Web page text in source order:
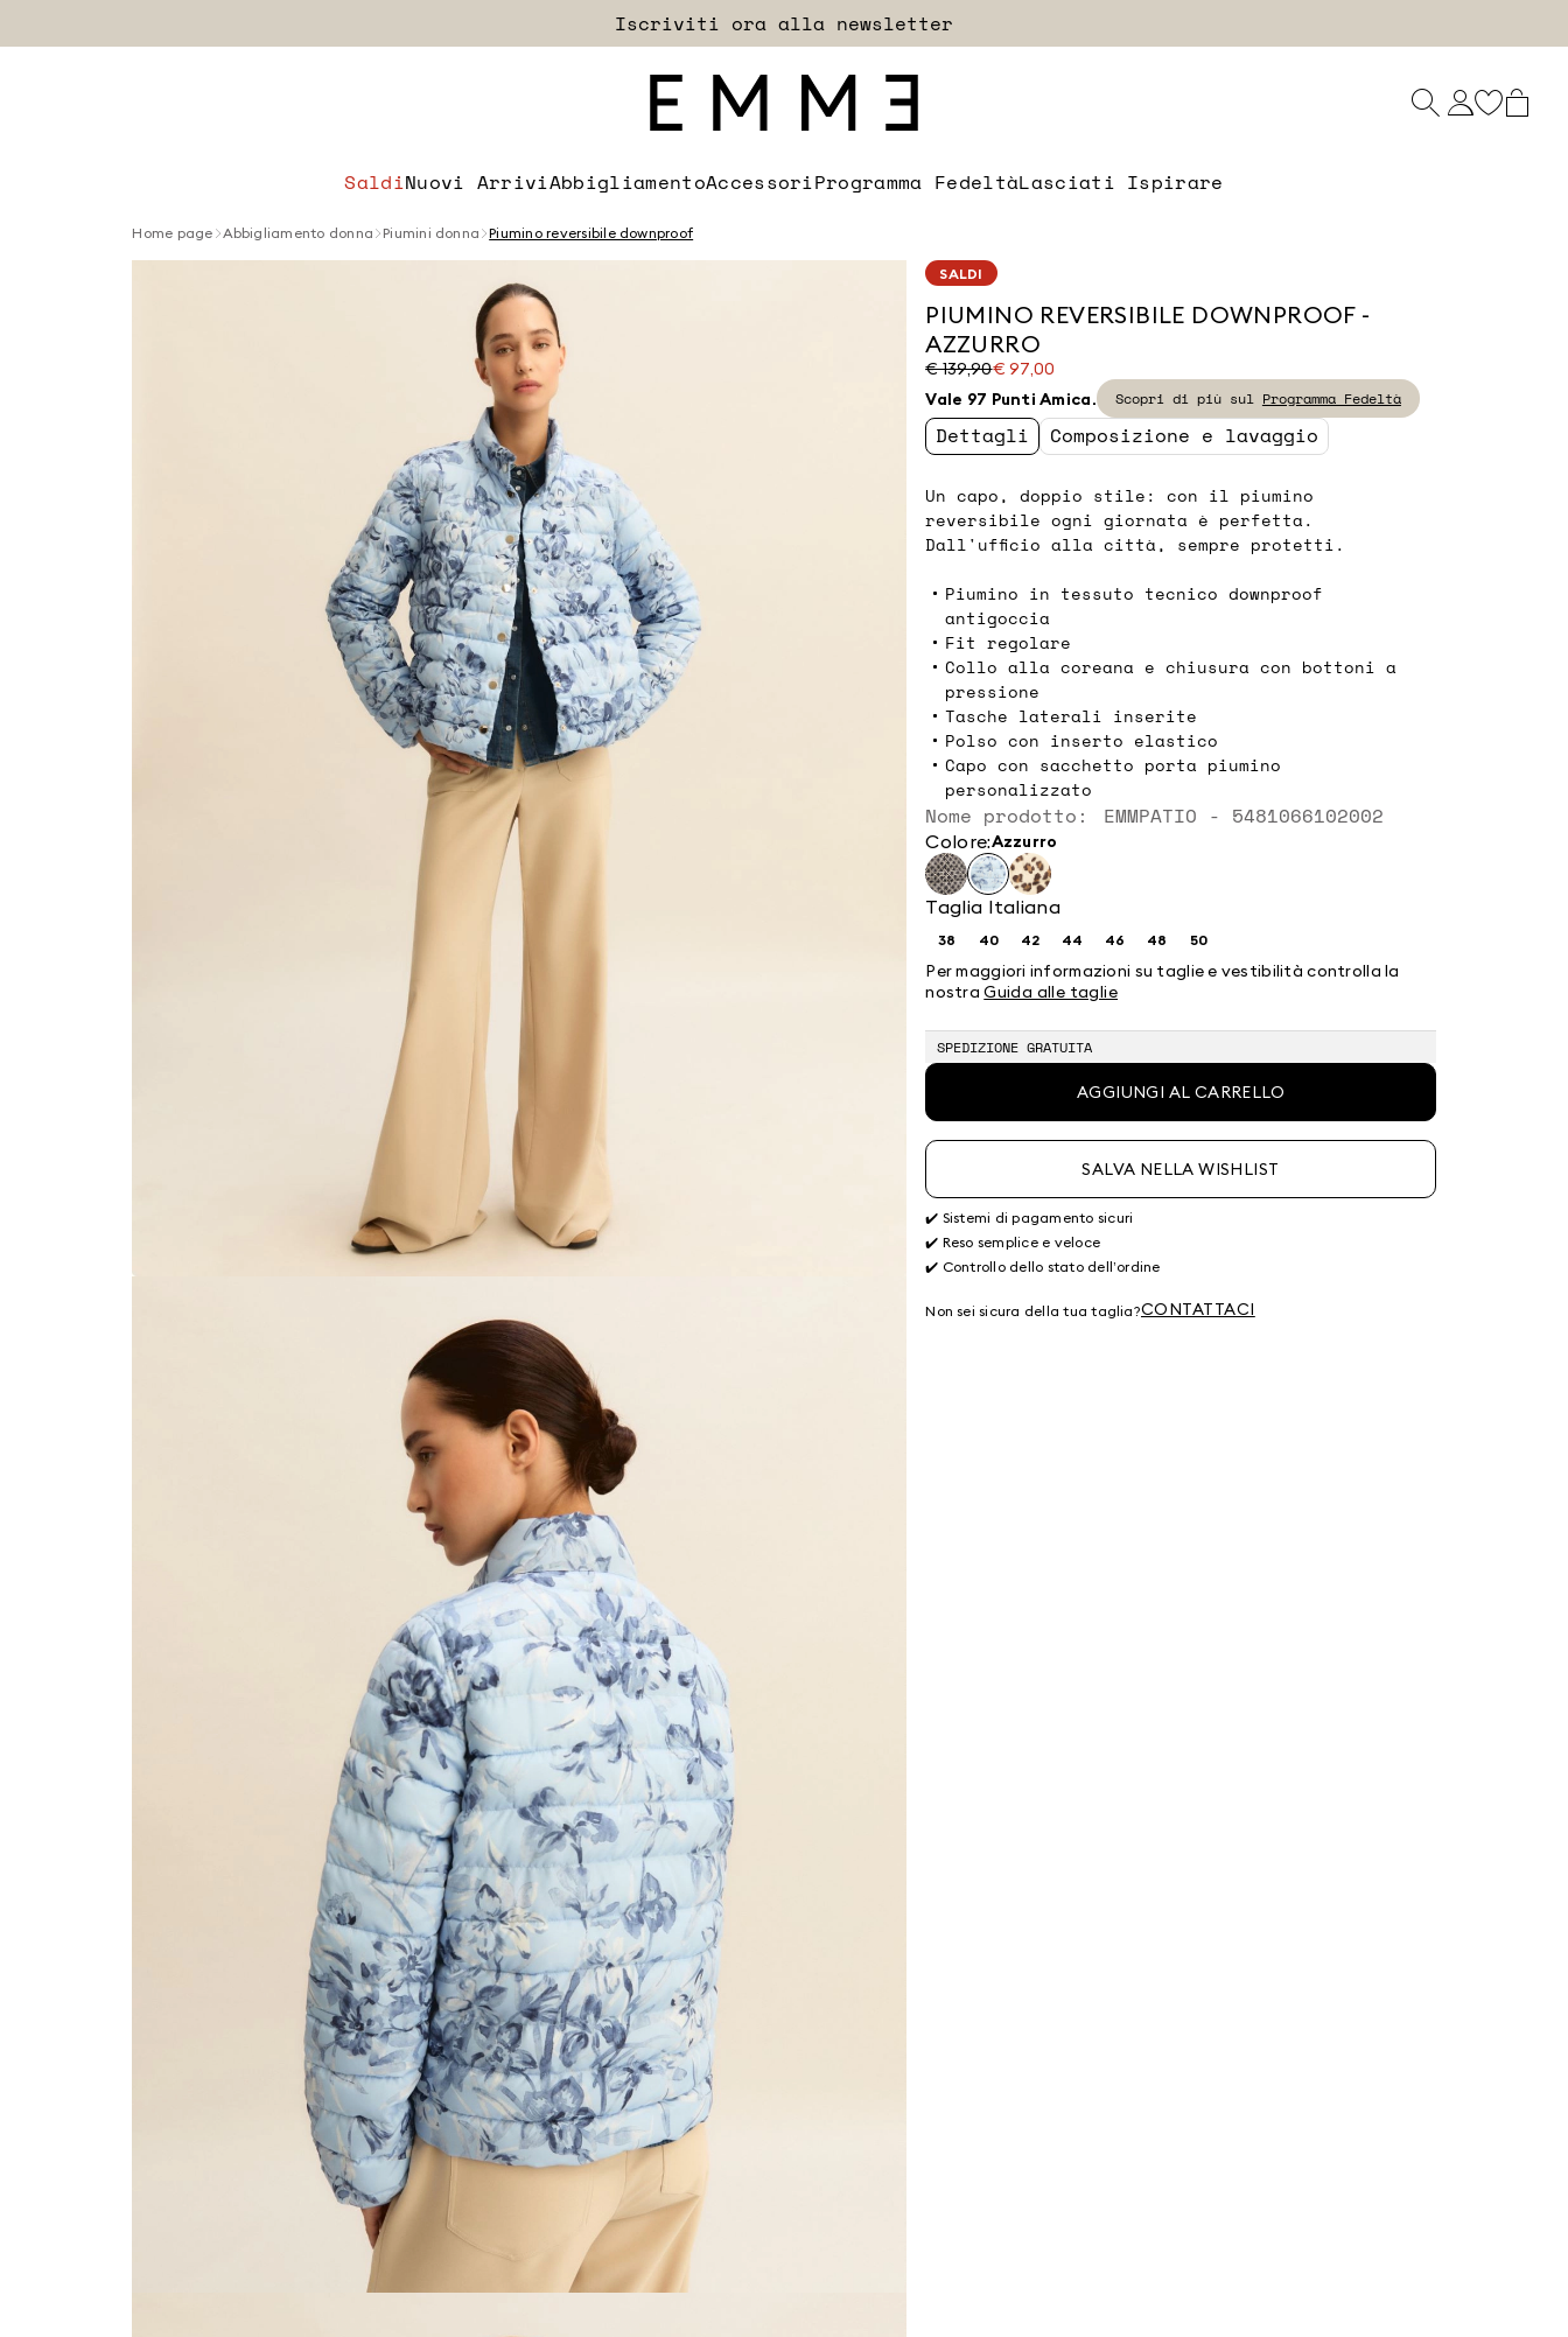
EXTRA SCONTO
Iscriviti ora alla newsletter
Spedizioni e resi sempre gratuiti
SaldiNuovi ArriviAbbigliamentoAccessoriProgramma FedeltàLasciati Ispirare
Home page Abbigliamento donna Piumini donna Piumino reversibile downproof
SALDI
PIUMINO REVERSIBILE DOWNPROOF -
AZZURRO
€ 139,90€ 97,00
Prezzo
originale
€
139,90
Prezzo
corrente
€
97,00
Vale 97 Punti Amica. Scopri di più sul Programma Fedeltà
Dettagli Composizione e lavaggio
Un capo, doppio stile: con il piumino
reversibile ogni giornata è perfetta.
Dall'ufficio alla città, sempre protetti.
Piumino in tessuto tecnico downproof
antigoccia
Fit regolare
Collo alla coreana e chiusura con bottoni a
pressione
Tasche laterali inserite
Polso con inserto elastico
Capo con sacchetto porta piumino
personalizzato
Nome prodotto: EMMPATIO - 5481066102002
Colore: azzurro
Taglia Italiana
38Taglia:
40
Taglia:
40
42Taglia:
42
44Taglia:
46Taglia:
46
48Taglia:
48
50Taglia:
Per maggiori informazioni su taglie e vestibilità controlla la
nostraGuida alle taglie
SPEDIZIONE GRATUITA
AGGIUNGI AL CARRELLO
SALVA NELLA WISHLIST
✔️ Sistemi di pagamento sicuri
✔️ Reso semplice e veloce
✔️ Controllo dello stato dell’ordine
Non sei sicura della tua taglia?CONTATTACI